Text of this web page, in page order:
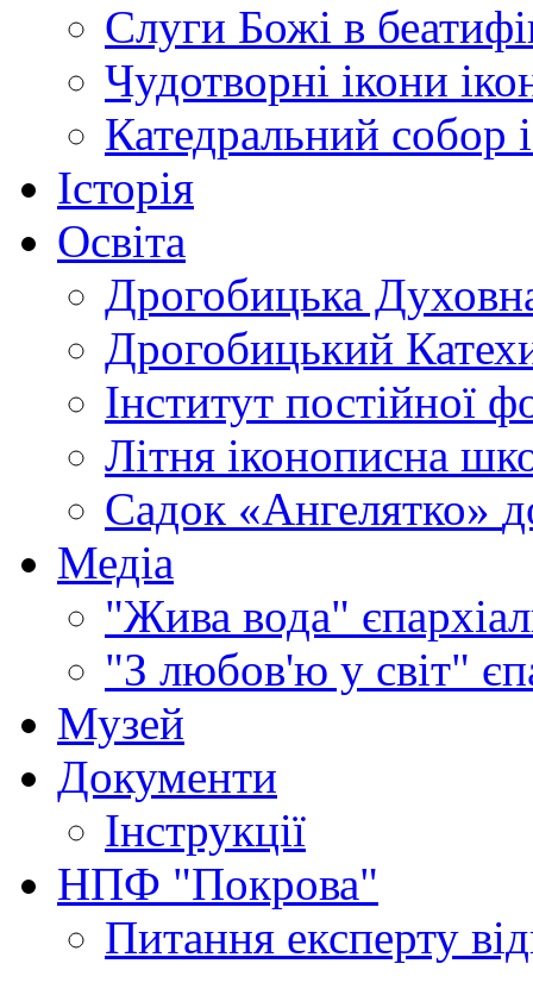
Слуги Божі в
Чудотворні ікони
Катедральний собор
Історія
Освіта
Дрогобицька
Дрогобицький
Інститут постійної
Літня іконописна
Садок «Ангелятко»
Медіа
"Жива вода"
"З любов'ю у світ"
Музей
Документи
Інструкції
НПФ "Покрова"
Питання експерту